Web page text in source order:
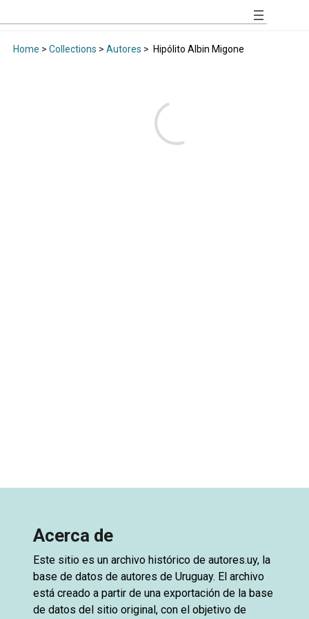
Home > Collections > Autores > Hipólito Albin Migone
Acerca de
Este sitio es un archivo histórico de autores.uy, la
base de datos de autores de Uruguay. El archivo
está creado a partir de una exportación de la base
de datos del sitio original, con el objetivo de